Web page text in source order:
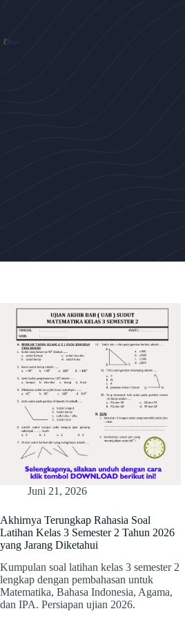
Juni 21, 2026
Akhirnya Terungkap Rahasia Soal
Latihan Kelas 3 Semester 2 Tahun 2026
yang Jarang Diketahui
Kumpulan soal latihan kelas 3 semester 2
lengkap dengan pembahasan untuk
Matematika, Bahasa Indonesia, Agama,
dan IPA. Persiapan ujian 2026.